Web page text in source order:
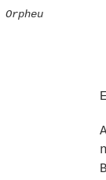
Orpheu